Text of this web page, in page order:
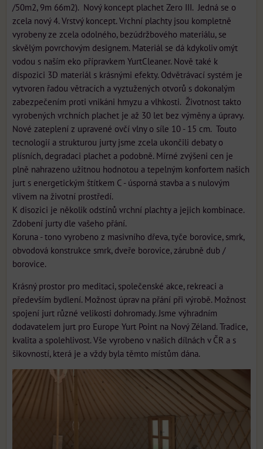
/50m2, 9m 66m2). Nový koncept plachet Zero III. Jedná se o
zcela nový 4. Vrstvý koncept. Vrchní plachty jsou kompletně
vyrobeny ze zcela odolného, bezúdržbového materiálu, se
skvělým povrchovým designem. Materiál se dá kdykoliv omýt
vodou s naším eko přípravkem YurtCleaner. Nově také k
dispozici 3D materiál s krásnými efekty. Odvětrávací systém je
vytvoren řadou větracích a vyztužených otvorů s dokonalým
zabezpečením proti vnikáni hmyzu a vlhkosti. Životnost takto
vyrobených vrchních plachet je až 30 let bez výměny a úpravy.
Nové zateplení z upravené ovčí vlny o síle 10 - 15 cm. Touto
tecnologií a strukturou jurty jsme zcela ukončili debaty o
plísních, degradaci plachet a podobně. Mírné zvýšeni cen je
plně nahrazeno užitnou hodnotou a tepelným konfortem našich
jurt s energetickým štítkem C - úsporná stavba a s nulovým
vlivem na životní prostředí.
K disozici je několik odstínů vrchní plachty a jejich kombinace.
Zdobení jurty dle vašeho přání.
Koruna - tono vyrobeno z masivního dřeva, tyče borovice, smrk,
obvodová konstrukce smrk, dveře borovice, zárubně dub /
borovice.
Krásný prostor pro meditaci, společenské akce, rekreaci a
především bydlení. Možnost úprav na přání při výrobě. Možnost
spojení jurt různé velikosti dohromady. Jsme výhradním
dodavatelem jurt pro Europe Yurt Point na Nový Zéland. Tradice,
kvalita a spolehlivost. Vše vyrobeno v našich dílnách v ČR a s
šikovností, která je a vždy byla těmto místům dána.